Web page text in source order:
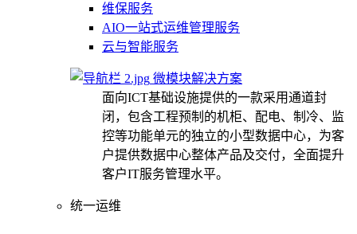
维保服务
AIO一站式运维管理服务
云与智能服务
微模块解决方案
面向ICT基础设施提供的一款采用通道封
闭，包含工程预制的机柜、配电、制冷、监
控等功能单元的独立的小型数据中心，为客
户提供数据中心整体产品及交付，全面提升
客户IT服务管理水平。
统一运维